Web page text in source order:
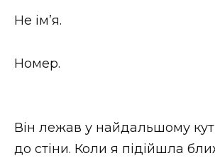
Не ім’я.
Номер.
Він лежав у найдальшому
до стіни. Коли я підійшла